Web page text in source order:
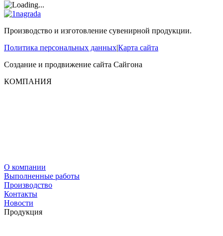
Производство и изготовление сувенирной продукции.
Политика персональных данных|Карта сайта
Создание и продвижение сайта Сайгона
КОМПАНИЯ
О компании
Выполненные работы
Производство
Контакты
Новости
Продукция